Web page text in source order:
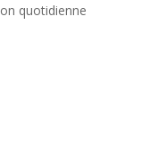
quotidienne